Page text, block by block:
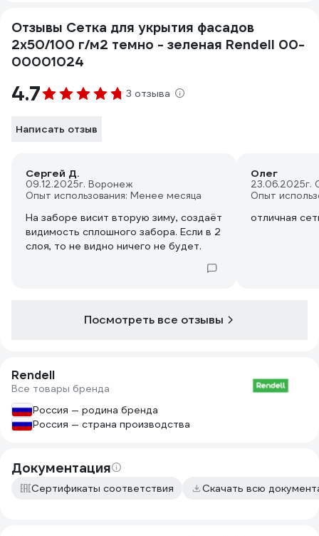
Отзывы Сетка для укрытия фасадов
2х50/100 г/м2 темно - зеленая Rendell 00-
00001024
4.7 3 отзыва
Написать отзыв
Сергей Д.
09.12.2025г. Воронеж
Опыт использования: Менее месяца
На заборе висит вторую зиму, создаёт
видимость сплошного забора. Если в 2
слоя, то не видно ничего не будет.
Олег
23.06.2025г.
Опыт
отличная
Посмотреть все отзывы
Rendell
Все товары бренда
Россия — родина бренда
Россия — страна производства
Документация
Сертификаты соответствия Скачать всю